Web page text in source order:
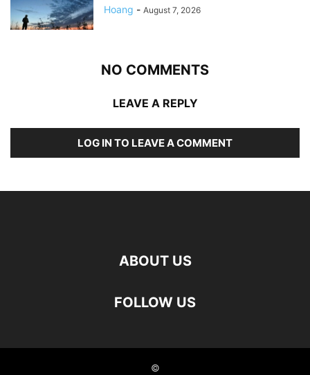
Hoang - August 7, 2026
NO COMMENTS
LEAVE A REPLY
LOG IN TO LEAVE A COMMENT
ABOUT US
FOLLOW US
©